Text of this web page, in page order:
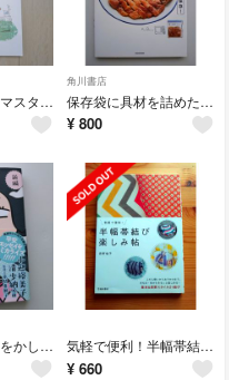
診療報酬・完全マスタードリル
角川書店
保存袋に具材を詰めたら、冷凍保存！冷凍レンチンパック
¥ 800
新編本日もいとをかし！！枕草子 気軽で便利！半幅帯結び楽しみ帖
¥ 660